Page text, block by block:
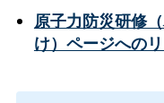
原子力防災研修
け）ページへの